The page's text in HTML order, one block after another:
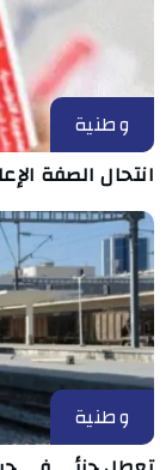
وطنية
انتحال الصفة
وطنية